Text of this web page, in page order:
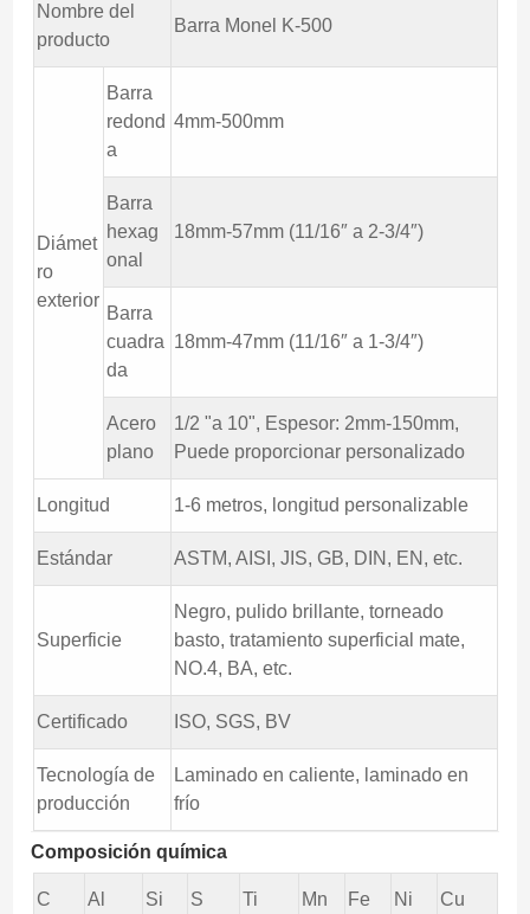
Nombre del
producto
Barra Monel K-500
Diámet
ro
exterior
Barra
redond
a
4mm-500mm
Barra
hexag
onal
18mm-57mm (11/16″ a 2-3/4″)
Barra
cuadra
da
18mm-47mm (11/16″ a 1-3/4″)
Acero
plano
1/2 "a 10", Espesor: 2mm-150mm,
Puede proporcionar personalizado
Longitud 1-6 metros, longitud personalizable
Estándar ASTM, AISI, JIS, GB, DIN, EN, etc.
Superficie
Negro, pulido brillante, torneado
basto, tratamiento superficial mate,
NO.4, BA, etc.
Certificado ISO, SGS, BV
Tecnología de
producción
Laminado en caliente, laminado en
frío
Composición química
C Al Si S Ti Mn Fe Ni Cu